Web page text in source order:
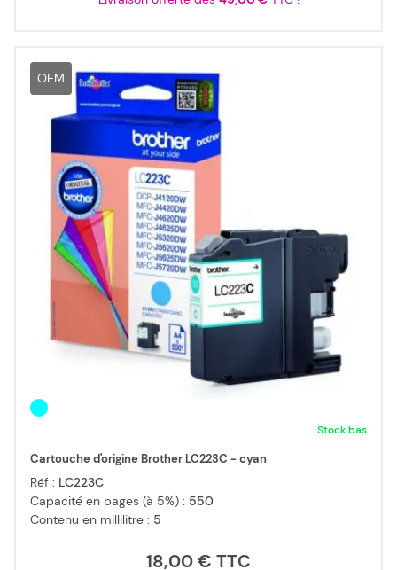
OEM
Stock bas
Cartouche d'origine Brother LC223C - cyan
Réf : LC223C
Capacité en pages (à 5%) : 550
Contenu en millilitre : 5
18,00 €